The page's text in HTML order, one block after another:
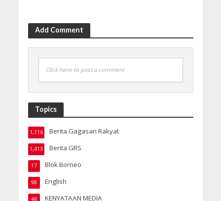
Add Comment
Click here to post a comment
Topics
Berita Gagasan Rakyat
1,116
Berita GRS
1,413
Blok Borneo
17
English
98
KENYATAAN MEDIA
46